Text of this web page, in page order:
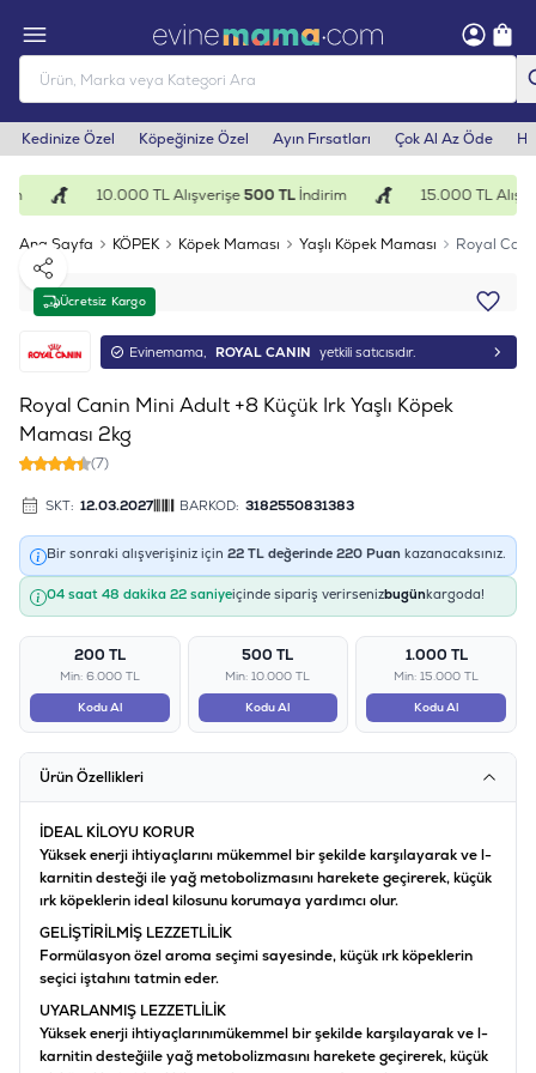
Kedinize Özel Köpeğinize Özel Ayın Fırsatları Çok Al Az Öde
10.000 TL Alışverişe500 TLİndirim 15.000 TL
Ana Sayfa KÖPEK Köpek Maması Yaşlı Köpek Maması Royal
Ücretsiz Kargo
Paylaş
Evinemama, ROYAL CANIN yetkili satıcısıdır.
Royal Canin Mini Adult +8 Küçük Irk Yaşlı Köpek
Maması 2kg
(7)
SKT: 12.03.2027 BARKOD: 3182550831383
Bir sonraki alışverişiniz için 22 TL değerinde 220 Puan kazanacaksınız.
04 saat 48 dakika 21 saniyeiçinde sipariş verirsenizbugünkargoda!
200 TL
Min: 6.000 TL
Kodu Al
500 TL
Min: 10.000 TL
Kodu Al
1.000 TL
Min: 15.000 TL
Kodu Al
Ürün Özellikleri
İDEAL KİLOYU KORUR
Yüksek enerji ihtiyaçlarını mükemmel bir şekilde karşılayarak ve l-
karnitin desteği ile yağ metobolizmasını harekete geçirerek, küçük
ırk köpeklerin ideal kilosunu korumaya yardımcı olur.
GELİŞTİRİLMİŞ LEZZETLİLİK
Formülasyon özel aroma seçimi sayesinde, küçük ırk köpeklerin
seçici iştahını tatmin eder.
UYARLANMIŞ LEZZETLİLİK
Yüksek enerji ihtiyaçlarınımükemmel bir şekilde karşılayarak ve l-
karnitin desteğiile yağ metobolizmasını harekete geçirerek, küçük